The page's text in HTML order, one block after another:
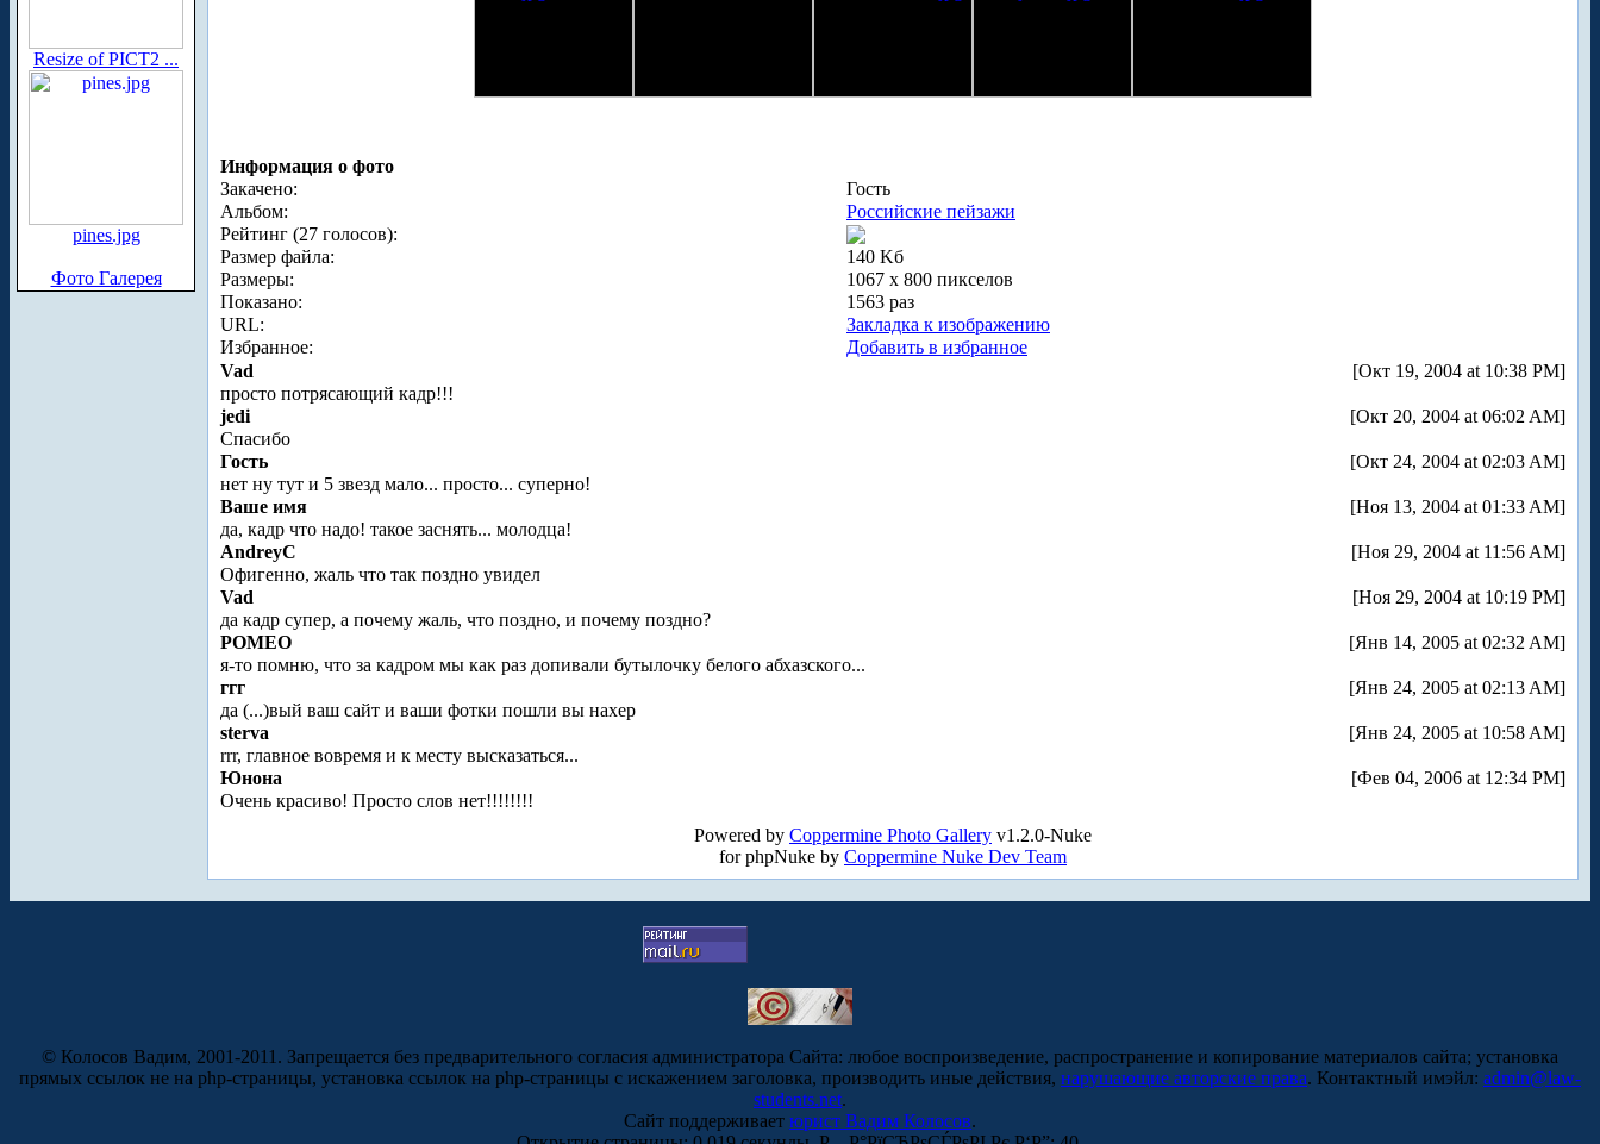
Resize of PICT2 ...
pines.jpg
Фото Галерея
Информация о фото
Закачено:
Гость
Альбом:
Российские пейзажи
Рейтинг (27 голосов):
Размер файла:
140 Kб
Размеры:
1067 x 800 пикселов
Показано:
1563 раз
URL:
Закладка к изображению
Избранное:
Добавить в избранное
Vad
[Окт 19, 2004 at 10:38 PM]
просто потрясающий кадр!!!
jedi
[Окт 20, 2004 at 06:02 AM]
Спасибо
Гость
[Окт 24, 2004 at 02:03 AM]
нет ну тут и 5 звезд мало... просто... суперно!
Ваше имя
[Ноя 13, 2004 at 01:33 AM]
да, кадр что надо! такое заснять... молодца!
AndreyC
[Ноя 29, 2004 at 11:56 AM]
Офигенно, жаль что так поздно увидел
Vad
[Ноя 29, 2004 at 10:19 PM]
да кадр супер, а почему жаль, что поздно, и почему поздно?
POMEO
[Янв 14, 2005 at 02:32 AM]
я-то помню, что за кадром мы как раз допивали бутылочку белого абхазского...
ггг
[Янв 24, 2005 at 02:13 AM]
да (...)вый ваш сайт и ваши фотки пошли вы нахер
sterva
[Янв 24, 2005 at 10:58 AM]
rrr, главное вовремя и к месту высказаться...
Юнона
[Фев 04, 2006 at 12:34 PM]
Очень красиво! Просто слов нет!!!!!!!!
Powered by Coppermine Photo Gallery v1.2.0-Nuke
for phpNuke by Coppermine Nuke Dev Team
© Колосов Вадим, 2001-2011. Запрещается без предварительного согласия администратора Сайта: любое воспроизведение, распространение и копирование материалов сайта; установка
прямых ссылок не на php-страницы, установка ссылок на php-страницы с искажением заголовка, производить иные действия, нарушающие авторские права. Контактный имэйл: admin@law-
students.net.
Сайт поддерживает юрист Вадим Колосов.